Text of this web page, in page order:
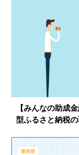
【みんなの助成
型ふるさと納税